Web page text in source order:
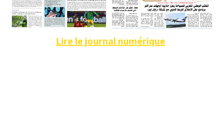
Lire le journal numérique